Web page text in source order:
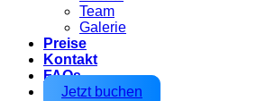
Team
Galerie
Preise
Kontakt
FAQs
Jetzt buchen